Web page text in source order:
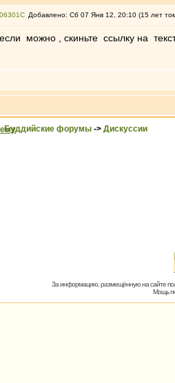
Добавлено: Сб 07 Янв 12, 20:10 (15 лет
можно , скиньте ссылку на
Буддийские форумы -> Дискуссии
За информацию, размещённую на сайте
Мощь